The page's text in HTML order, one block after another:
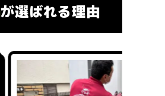
が選ばれる理由